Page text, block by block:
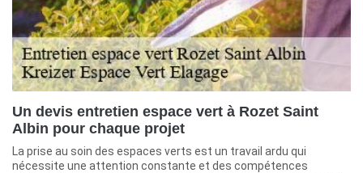
Un devis entretien espace vert à Rozet Saint
Albin pour chaque projet
La prise au soin des espaces verts est un travail ardu qui
nécessite une attention constante et des compétences